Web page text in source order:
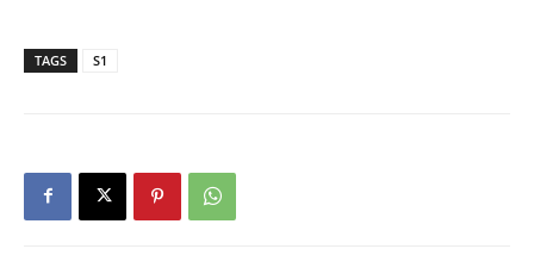
TAGS S1